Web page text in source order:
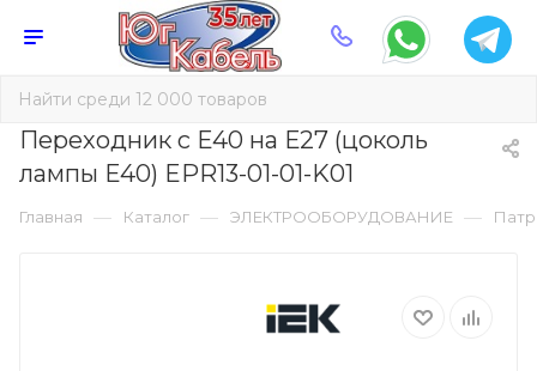
Переходник с Е40 на Е27 (цоколь
лампы Е40) EPR13-01-01-K01
Главная — Каталог — ЭЛЕКТРООБОРУДОВАНИЕ —